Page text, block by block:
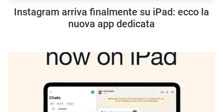
Instagram arriva finalmente su iPad: ecco la
nuova app dedicata